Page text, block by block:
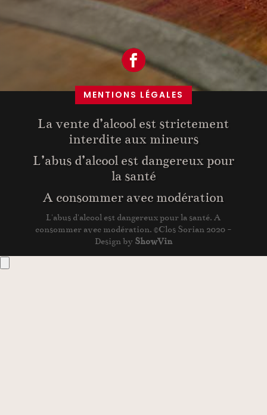
MENTIONS LÉGALES
La vente d’alcool est strictement
interdite aux mineurs
L’abus d’alcool est dangereux pour
la santé
A consommer avec modération
L'abus d'alcool est dangereux pour la santé. A
consommer avec modération. ©Clos Sorian 2020 -
Design by ShowVin